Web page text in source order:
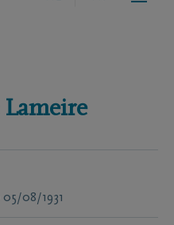
Lameire
05/08/1931